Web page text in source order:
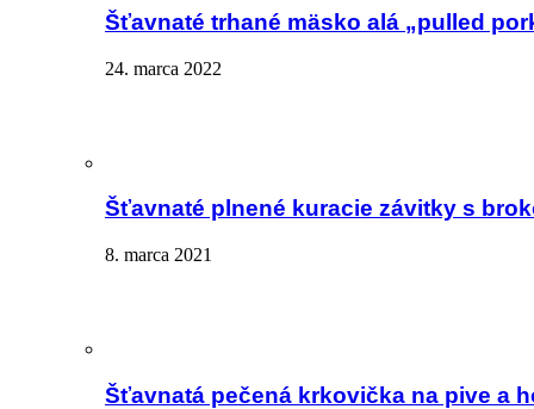
Šťavnaté trhané mäsko alá „pulled
24. marca 2022
Šťavnaté plnené kuracie závitky s
8. marca 2021
Šťavnatá pečená krkovička na pive a